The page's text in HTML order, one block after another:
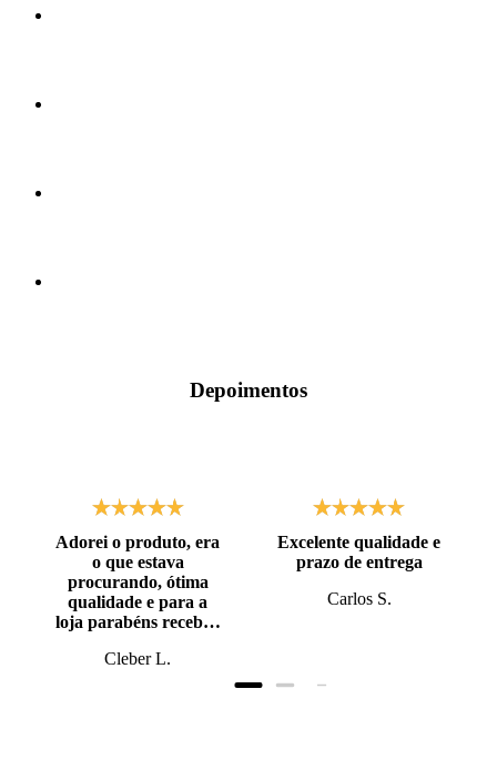
Depoimentos
Adorei o produto, era
o que estava
procurando, ótima
qualidade e para a
loja parabéns recebi o
prazo, super bem
Cleber L.
Excelente qualidade e
prazo de entrega
Carlos S.